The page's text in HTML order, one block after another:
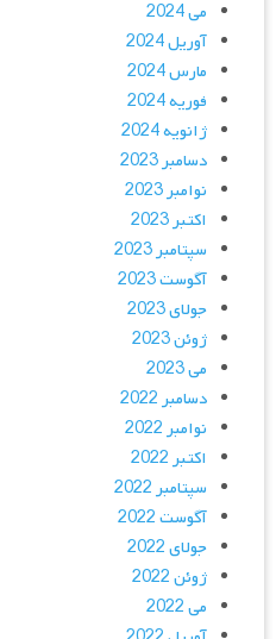
می 2024
آوریل 2024
مارس 2024
فوریه 2024
ژانویه 2024
دسامبر 2023
نوامبر 2023
اکتبر 2023
سپتامبر 2023
آگوست 2023
جولای 2023
ژوئن 2023
می 2023
دسامبر 2022
نوامبر 2022
اکتبر 2022
سپتامبر 2022
آگوست 2022
جولای 2022
ژوئن 2022
می 2022